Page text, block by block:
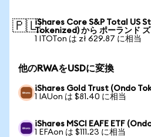
🇵🇱iShares Core S&P Total US
Tokenized) から ポーランド
1 ITOTon は zł 629.87 に相当
他のRWAをUSDに変換
iShares Gold Trust (Ondo
1 IAUon は $81.40 に相当
iShares MSCI EAFE ETF
1 EFAon は $111.23 に相当